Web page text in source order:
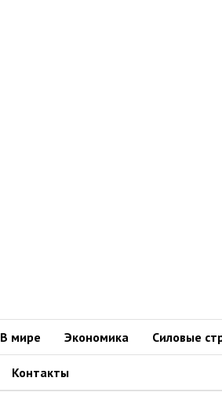
В мире Экономика Силовые
Контакты